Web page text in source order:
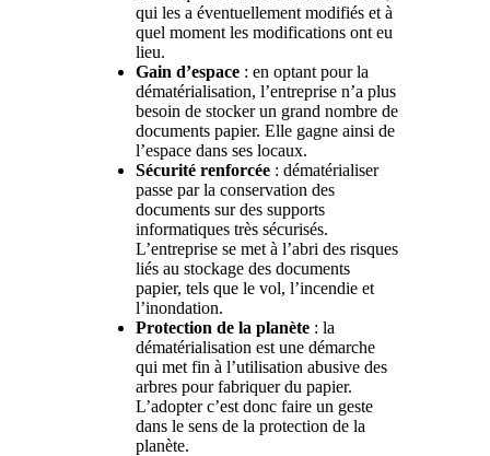
qui les a éventuellement modifiés et à
quel moment les modifications ont eu
lieu.
Gain d’espace: en optant pour la
dématérialisation, l’entreprise n’a plus
besoin de stocker un grand nombre de
documents papier. Elle gagne ainsi de
l’espace dans ses locaux.
Sécurité renforcée: dématérialiser
passe par la conservation des
documents sur des supports
informatiques très sécurisés.
L’entreprise se met à l’abri des risques
liés au stockage des documents
papier, tels que le vol, l’incendie et
l’inondation.
Protection de la planète: la
dématérialisation est une démarche
qui met fin à l’utilisation abusive des
arbres pour fabriquer du papier.
L’adopter c’est donc faire un geste
dans le sens de la protection de la
planète.